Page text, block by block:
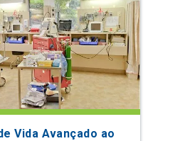
Vida Avançado ao